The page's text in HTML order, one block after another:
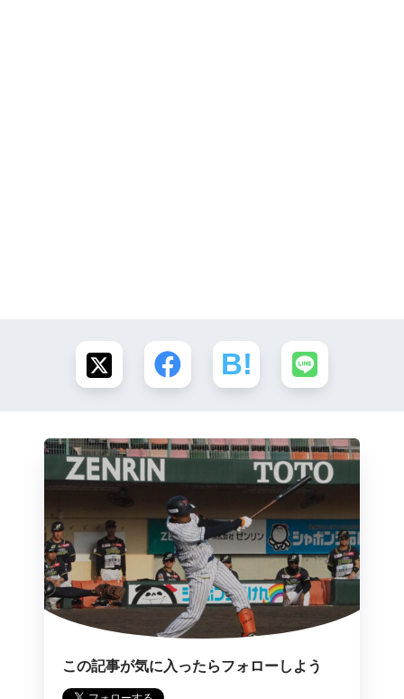
この記事が気に入ったらフォローしよう